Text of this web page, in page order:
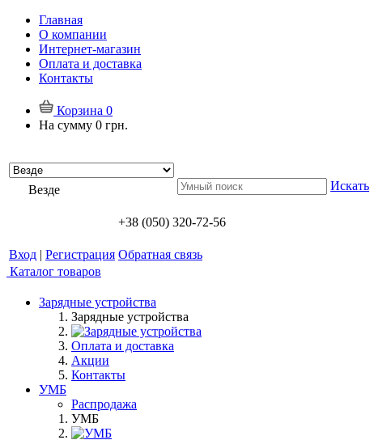
Главная
О компании
Интернет-магазин
Оплата и доставка
Контакты
Корзина 0
На сумму 0 грн.
Везде Искать
+38 (050) 320-72-56
Вход | Регистрация Обратная связь
Каталог товаров
Зарядные устройства
Зарядные устройства
Оплата и доставка
Акции
Контакты
УМБ
Распродажа
УМБ